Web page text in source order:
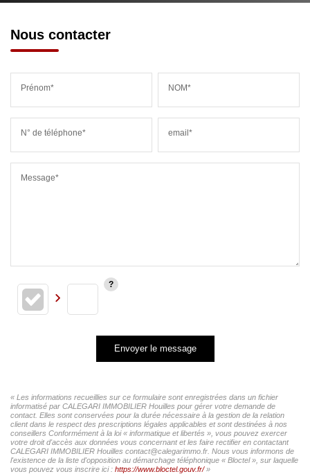
Nous contacter
Prénom* NOM*
N° de téléphone* email*
Message*
Envoyer le message
« Les informations recueillies sur ce formulaire sont enregistrées dans un fichier
informatisé par CALEGARI IMMOBILIER Houilles pour gérer votre demande de
contact. Elles sont conservées pour la durée nécessaire à la gestion de la relation
client dans le respect des prescriptions légales applicables et sont destinées à nos
conseillers Conformément à la loi « informatique et libertés », vous pouvez exercer
votre droit d'accès aux données vous concernant et les faire rectifier en contactant
CALEGARI IMMOBILIER Houilles contact@calegarimmo.fr. Nous vous informons de
l'existence de la liste d'opposition au démarchage téléphonique « Bloctel », sur laquelle
vous pouvez vous inscrire ici : https://www.bloctel.gouv.fr/»